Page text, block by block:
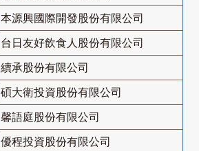
本源興國際開發股份有限公司
台日友好飲食人股份有限公司
續承股份有限公司
碩大衛投資股份有限公司
馨語庭股份有限公司
優程投資股份有限公司